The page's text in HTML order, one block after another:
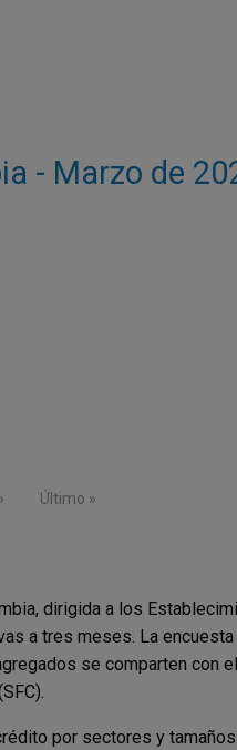
- Marzo de
Última página
Último »
dirigida a los
a tres meses. La
se comparten con
por sectores y